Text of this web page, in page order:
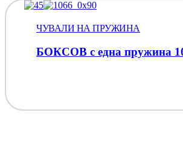
БОКСОВ с една пружина
ЧУВАЛИ НА ПРУЖИНА